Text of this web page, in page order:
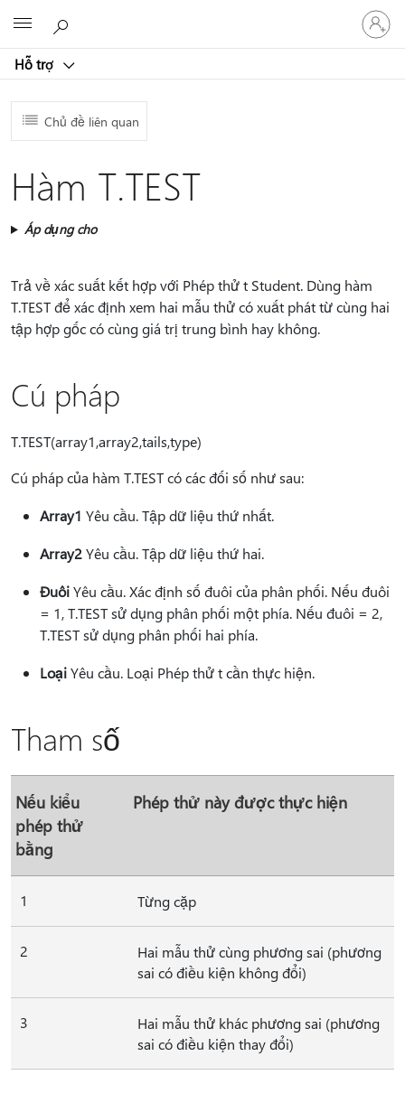
Hỗ trợ
Đăng
nhập
tài
Chủ đề liên quan
Hàm T.TEST
Áp dụng cho
Trả về xác suất kết hợp với Phép thử t Student. Dùng hàm
T.TEST để xác định xem hai mẫu thử có xuất phát từ cùng hai
tập hợp gốc có cùng giá trị trung bình hay không.
Cú pháp
T.TEST(array1,array2,tails,type)
Cú pháp của hàm T.TEST có các đối số như sau:
Array1 Yêu cầu. Tập dữ liệu thứ nhất.
Array2Yêu cầu. Tập dữ liệu thứ hai.
ĐuôiYêu cầu. Xác định số đuôi của phân phối. Nếu đuôi
= 1, T.TEST sử dụng phân phối một phía. Nếu đuôi = 2,
T.TEST sử dụng phân phối hai phía.
LoạiYêu cầu. Loại Phép thử t cần thực hiện.
Tham số
Nếu kiểu
phép thử
bằng
Phép thử này được thực hiện
1 Từng cặp
2
Hai mẫu thử cùng phương sai (phương
sai có điều kiện không đổi)
3
Hai mẫu thử khác phương sai (phương
sai có điều kiện thay đổi)